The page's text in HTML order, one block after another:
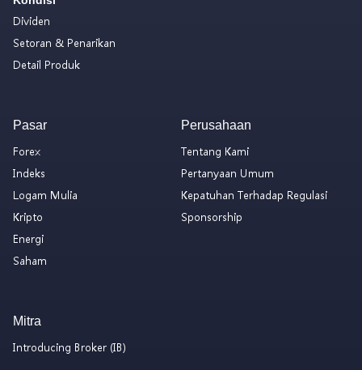
Dividen
Setoran & Penarikan
Detail Produk
Pasar
Forex
Indeks
Logam Mulia
Kripto
Energi
Saham
Perusahaan
Tentang Kami
Pertanyaan Umum
Kepatuhan Terhadap Regulasi
Sponsorship
Mitra
Introducing Broker (IB)